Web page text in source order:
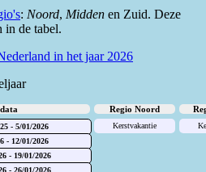
: Noord, Midden en Zuid. Deze
in de tabel.
in het jaar 2026
data Regio Noord
- 5/01/2026 Kerstvakantie
- 12/01/2026
- 19/01/2026
- 26/01/2026